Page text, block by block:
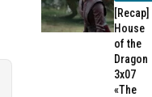
[Recap]
House
of the
Dragon
3x07
«The